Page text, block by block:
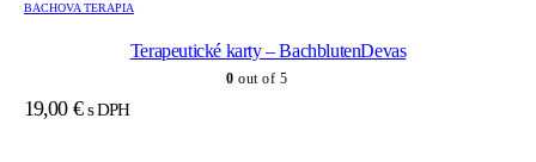
BACHOVA TERAPIA
Terapeutické karty – BachblutenDevas
0 out of 5
19,00 € s DPH